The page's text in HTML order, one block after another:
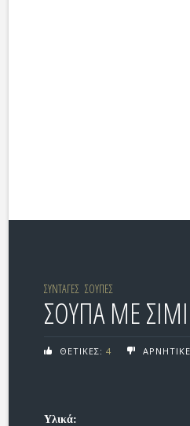
ΣΥΝΤΑΓΕΣ ΣΟΥΠΕΣ
ΣΟΥΠΑ ΜΕ
ΘΕΤΙΚΕΣ: 4
Υλικά: